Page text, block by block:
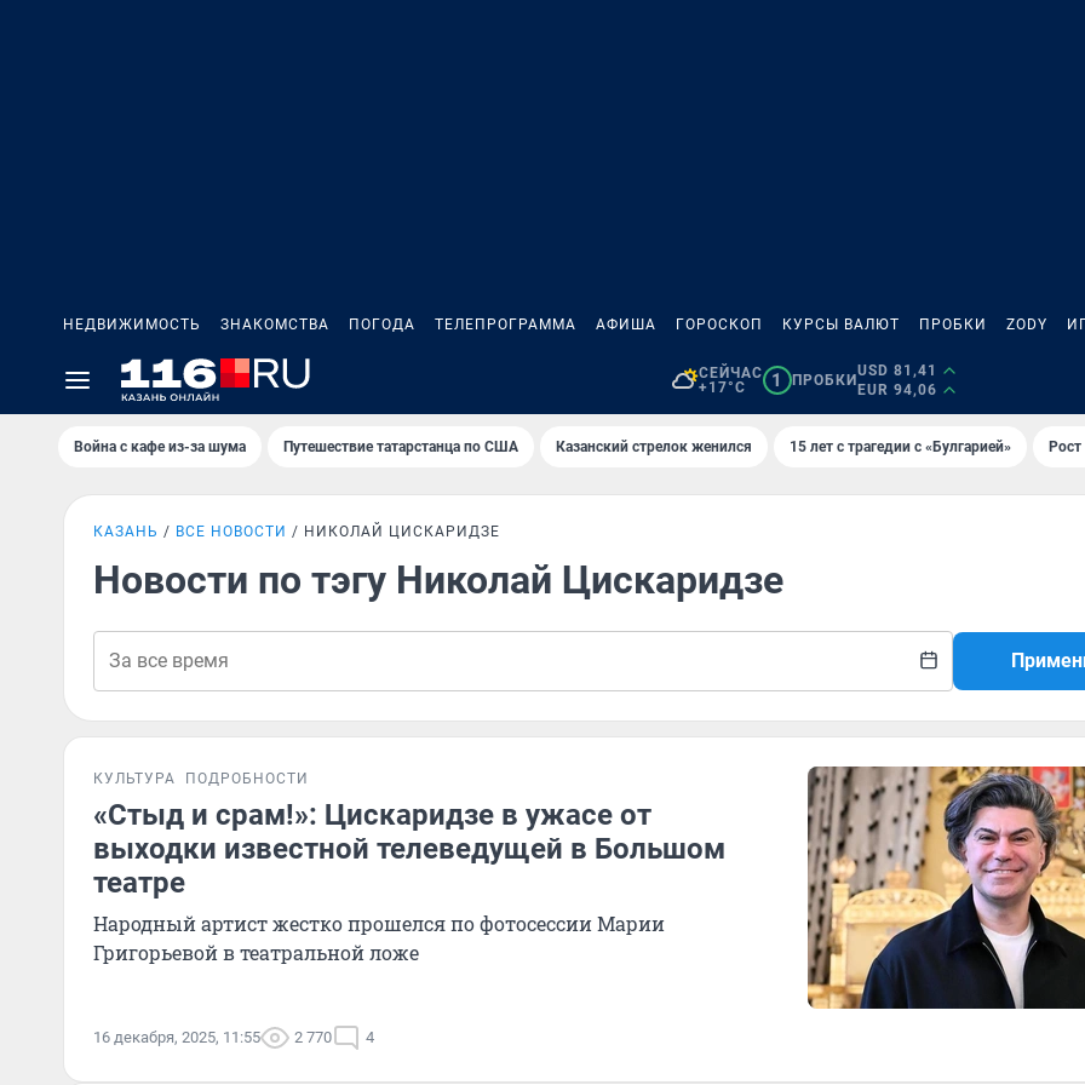
НЕДВИЖИМОСТЬ ЗНАКОМСТВА ПОГОДА ТЕЛЕПРОГРАММА АФИША ГОРОСКОП КУРСЫ ВАЛЮТ ПРОБКИ ZODY
СЕЙЧАС
+17°C
1 ПРОБКИ
USD 81,41
EUR 94,06
Война с кафе из-за шума Путешествие татарстанца по США Казанский стрелок женился 15 лет с трагедии с «Булгарией»
КАЗАНЬ ВСЕ НОВОСТИ НИКОЛАЙ ЦИСКАРИДЗЕ
Новости по тэгу Николай Цискаридзе
КУЛЬТУРА ПОДРОБНОСТИ
«Стыд и срам!»: Цискаридзе в ужасе от
выходки известной телеведущей в Большом
театре
Народный артист жестко прошелся по фотосессии Марии
Григорьевой в театральной ложе
16 декабря, 2025, 11:55 2 770 4